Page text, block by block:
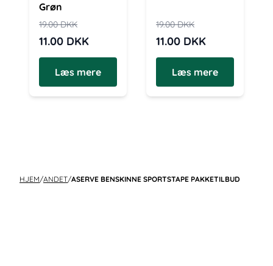
Grøn
19.00DKK
11.00 DKK
Læs mere
19.00DKK
11.00 DKK
Læs mere
HJEM/ANDET/ASERVE BENSKINNE SPORTSTAPE PAKKETILBUD